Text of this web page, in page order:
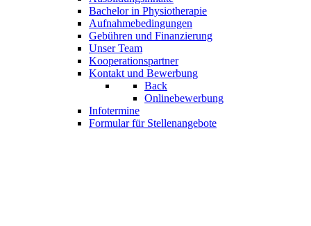
Bachelor in Physiotherapie
Aufnahmebedingungen
Gebühren und Finanzierung
Unser Team
Kooperationspartner
Kontakt und Bewerbung
Back
Onlinebewerbung
Infotermine
Formular für Stellenangebote